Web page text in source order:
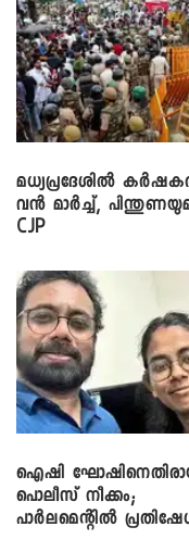
മധ്യപ്രദേശിൽ
വൻ മാർച്ച്,
CJP
ഐഷി
പൊലീസ് നീക്കം;
പാര്‍ലമെന്റിൽ